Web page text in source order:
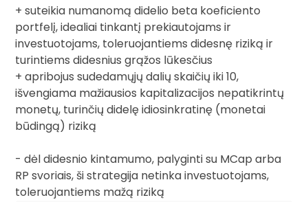
+ suteikia numanomą didelio beta koeficiento
portfelį, idealiai tinkantį prekiautojams ir
investuotojams, toleruojantiems didesnę riziką ir
turintiems didesnius grąžos lūkesčius
+ apribojus sudedamųjų dalių skaičių iki 10,
išvengiama mažiausios kapitalizacijos nepatikrintų
monetų, turinčių didelę idiosinkratinę (monetai
būdingą) riziką
- dėl didesnio kintamumo, palyginti su MCap arba
RP svoriais, ši strategija netinka investuotojams,
toleruojantiems mažą riziką